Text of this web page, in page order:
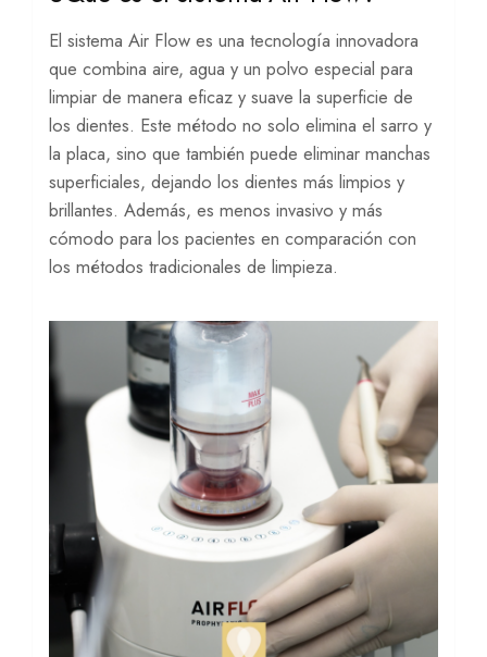
El sistema Air Flow es una tecnología innovadora
que combina aire, agua y un polvo especial para
limpiar de manera eficaz y suave la superficie de
los dientes. Este método no solo elimina el sarro y
la placa, sino que también puede eliminar manchas
superficiales, dejando los dientes más limpios y
brillantes. Además, es menos invasivo y más
cómodo para los pacientes en comparación con
los métodos tradicionales de limpieza.